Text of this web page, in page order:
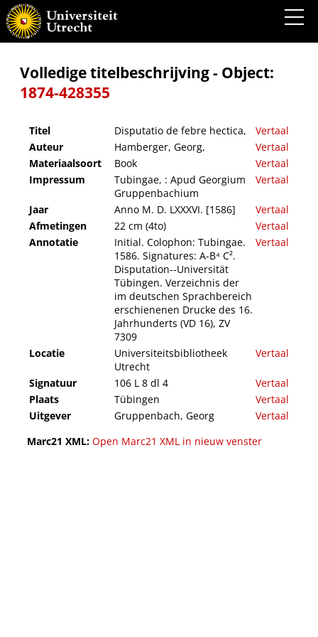
Disputatio de febre hectica,
Volledige titelbeschrijving - Object:
1874-428355
Titel Disputatio de febre hectica,
Vertaal
Auteur
Hamberger, Georg,
Vertaal
Materiaalsoort
Book
Vertaal
Impressum
Tubingae, : Apud Georgium
Gruppenbachium
Vertaal
Jaar Anno M. D. LXXXVI. [1586]
Vertaal
Afmetingen
22 cm (4to)
Vertaal
Annotatie
Initial. Colophon: Tubingae.
1586. Signatures: A-B⁴ C².
Disputation--Universität
Tübingen. Verzeichnis der
im deutschen Sprachbereich
erschienenen Drucke des 16.
Jahrhunderts (VD 16), ZV
7309
Vertaal
Locatie
Universiteitsbibliotheek
Utrecht
Vertaal
Signatuur 106 L 8 dl 4
Vertaal
Plaats
Tübingen
Vertaal
Uitgever
Gruppenbach, Georg
Vertaal
Marc21 XML: Open Marc21 XML in nieuw venster